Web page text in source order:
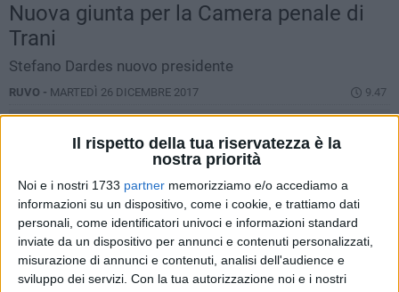
Il rispetto della tua riservatezza è la
nostra priorità
Noi e i nostri 1733 partner memorizziamo e/o accediamo a
informazioni su un dispositivo, come i cookie, e trattiamo dati
personali, come identificatori univoci e informazioni standard
inviate da un dispositivo per annunci e contenuti personalizzati,
misurazione di annunci e contenuti, analisi dell'audience e
sviluppo dei servizi. Con la tua autorizzazione noi e i nostri
Nuova giunta per la Camera penale di
Trani
Stefano Dardes nuovo presidente
RUVO - MARTEDÌ 26 DICEMBRE 2017 9.47